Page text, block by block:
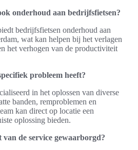
onderhoud aan bedrijfsfietsen?
bedrijfsfietsen onderhoud aan
wat kan helpen bij het verlagen
het verhogen van de productiviteit
probleem heeft?
in het oplossen van diverse
banden, remproblemen en
kan direct op locatie een
oplossing bieden.
de service gewaarborgd?